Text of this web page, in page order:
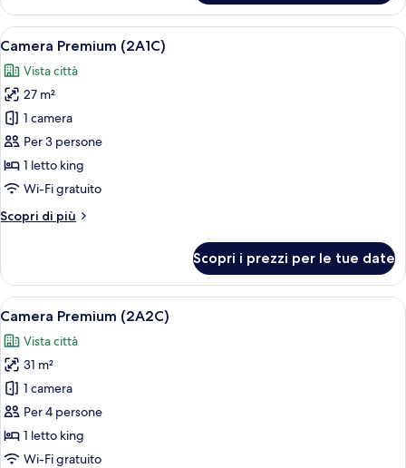
singoli
(2A1C)
Deluxe
con
letto
o
2
letti
singoli
(2A1C)
Apri
tutte
le
foto
per
Camera
Premium
(2A1C)
Biancheria da letto di alta qualità,
5
Camera Premium (2A1C)
Vista città
27 m²
1 camera
Per 3 persone
1 letto king
Wi-Fi gratuito
Scopri di più
Altri
Premium
(2A1C)
Scopri i prezzi per le tue date
Apri
tutte
le
foto
per
Camera
Premium
(2A2C)
Biancheria da letto di alta qualità,
6
Camera Premium (2A2C)
Vista città
31 m²
1 camera
Per 4 persone
1 letto king
Wi-Fi gratuito